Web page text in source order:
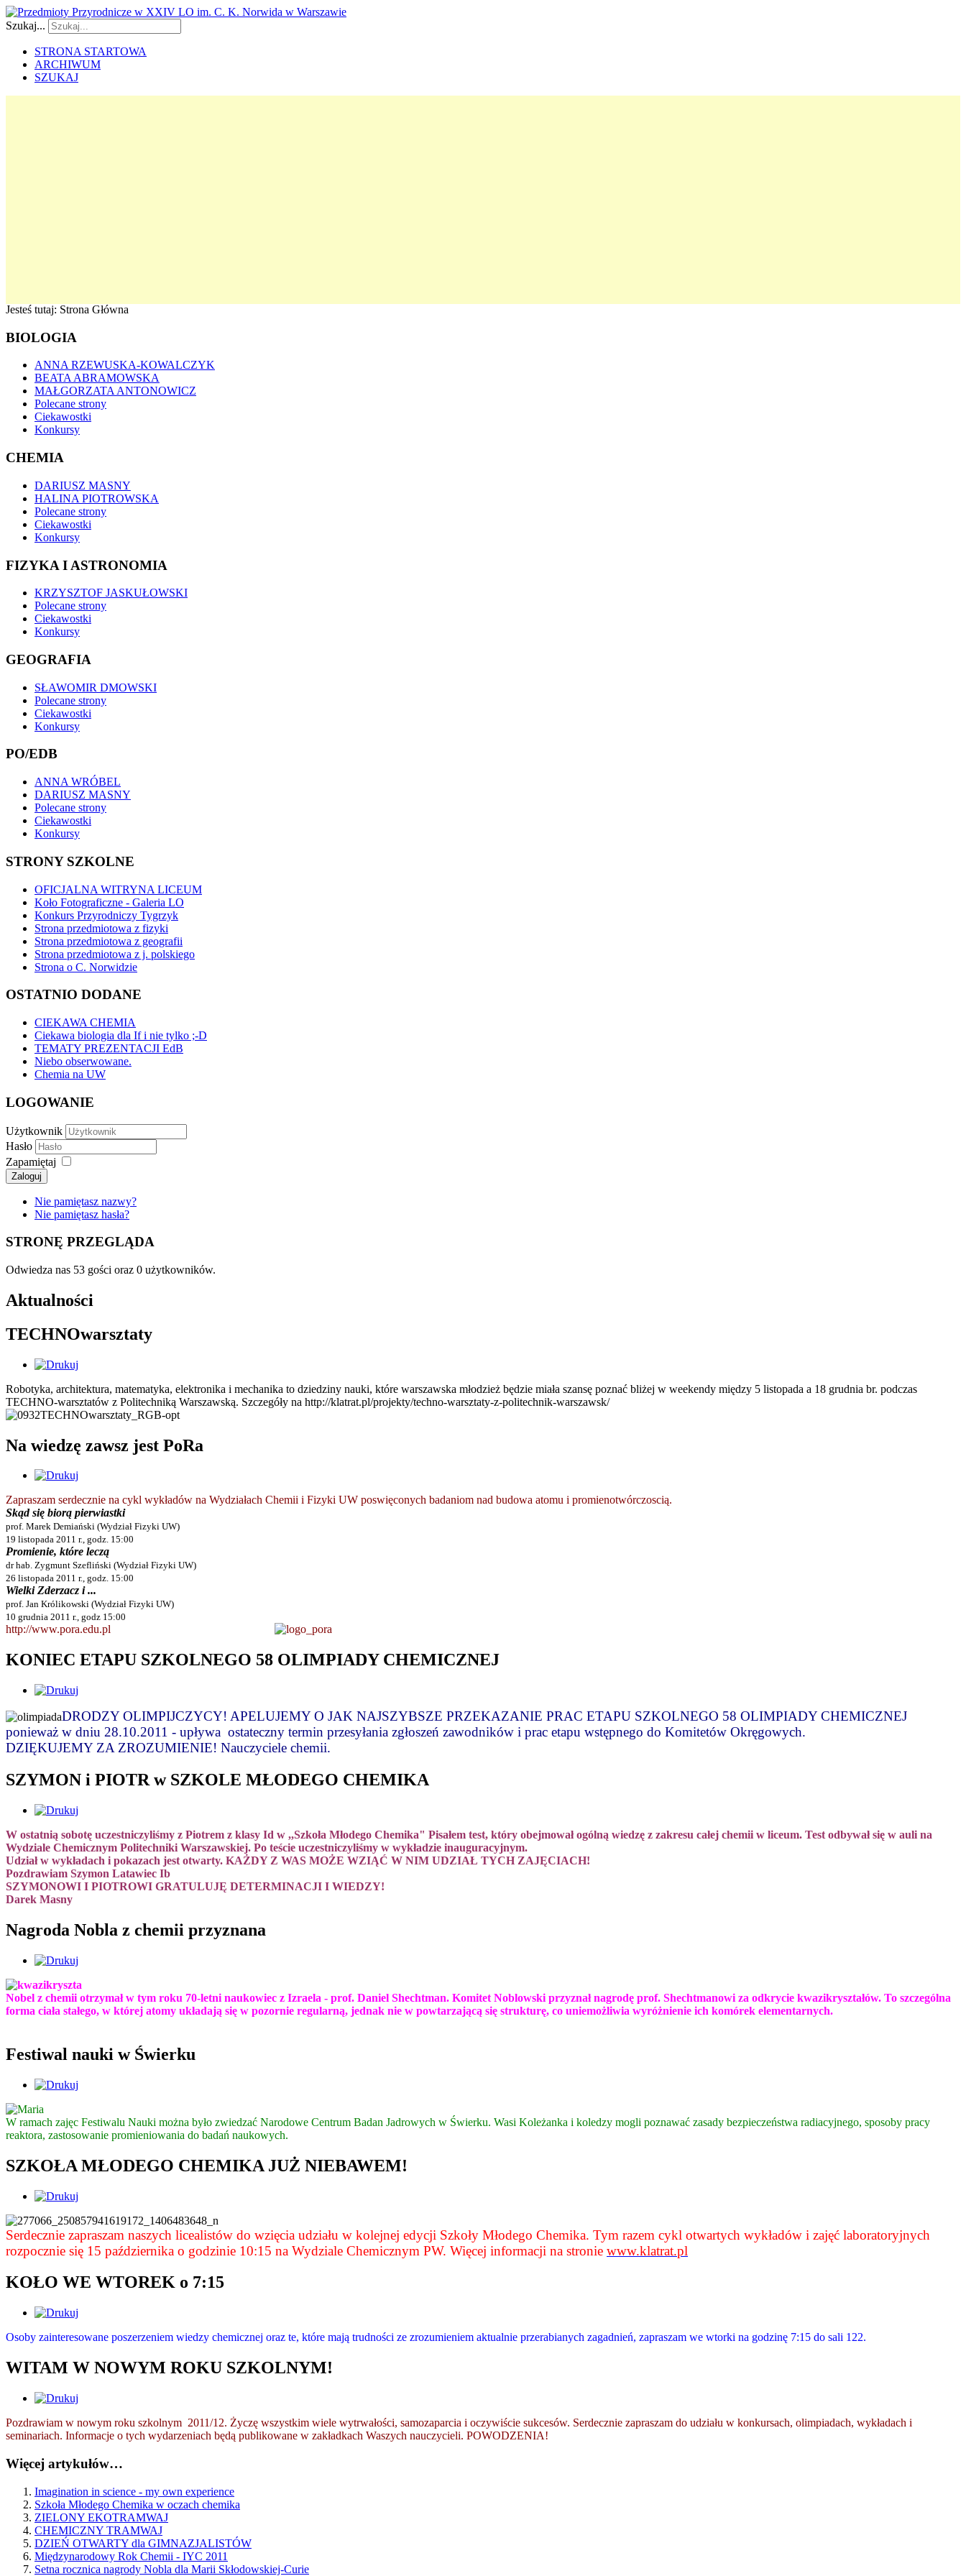
Szukaj...
STRONA STARTOWA
ARCHIWUM
SZUKAJ
Jesteś tutaj: Strona Główna
BIOLOGIA
ANNA RZEWUSKA-KOWALCZYK
BEATA ABRAMOWSKA
MAŁGORZATA ANTONOWICZ
Polecane strony
Ciekawostki
Konkursy
CHEMIA
DARIUSZ MASNY
HALINA PIOTROWSKA
Polecane strony
Ciekawostki
Konkursy
FIZYKA I ASTRONOMIA
KRZYSZTOF JASKUŁOWSKI
Polecane strony
Ciekawostki
Konkursy
GEOGRAFIA
SŁAWOMIR DMOWSKI
Polecane strony
Ciekawostki
Konkursy
PO/EDB
ANNA WRÓBEL
DARIUSZ MASNY
Polecane strony
Ciekawostki
Konkursy
STRONY SZKOLNE
OFICJALNA WITRYNA LICEUM
Koło Fotograficzne - Galeria LO
Konkurs Przyrodniczy Tygrzyk
Strona przedmiotowa z fizyki
Strona przedmiotowa z geografii
Strona przedmiotowa z j. polskiego
Strona o C. Norwidzie
OSTATNIO DODANE
CIEKAWA CHEMIA
Ciekawa biologia dla If i nie tylko ;-D
TEMATY PREZENTACJI EdB
Niebo obserwowane.
Chemia na UW
LOGOWANIE
Użytkownik
Hasło
Zapamiętaj
Zaloguj
Nie pamiętasz nazwy?
Nie pamiętasz hasła?
STRONĘ PRZEGLĄDA
Odwiedza nas 53 gości oraz 0 użytkowników.
Aktualności
TECHNOwarsztaty
Robotyka, architektura, matematyka, elektronika i mechanika to dziedziny nauki, które warszawska młodzież będzie miała szansę poznać bliżej w weekendy między 5 listopada a 18 grudnia br. podczas
TECHNO-warsztatów z Politechniką Warszawską. Szczegóły na http://klatrat.pl/projekty/techno-warsztaty-z-politechnik-warszawsk/
Na wiedzę zawsz jest PoRa
Zapraszam serdecznie na cykl wykładów na Wydziałach Chemii i Fizyki UW poswięconych badaniom nad budowa atomu i promienotwórczoscią.
Skąd się biorą pierwiastki
prof. Marek Demiański (Wydział Fizyki UW)
19 listopada 2011 r., godz. 15:00
Promienie, które leczą
dr hab. Zygmunt Szefliński (Wydział Fizyki UW)
26 listopada 2011 r., godz. 15:00
Wielki Zderzacz i ...
prof. Jan Królikowski (Wydział Fizyki UW)
10 grudnia 2011 r., godz 15:00
http://www.pora.edu.pl
KONIEC ETAPU SZKOLNEGO 58 OLIMPIADY CHEMICZNEJ
DRODZY OLIMPIJCZYCY! APELUJEMY O JAK NAJSZYBSZE PRZEKAZANIE PRAC ETAPU SZKOLNEGO 58 OLIMPIADY CHEMICZNEJ
ponieważ w dniu 28.10.2011 - upływa ostateczny termin przesyłania zgłoszeń zawodników i prac etapu wstępnego do Komitetów Okręgowych.
DZIĘKUJEMY ZA ZROZUMIENIE! Nauczyciele chemii.
SZYMON i PIOTR w SZKOLE MŁODEGO CHEMIKA
W ostatnią sobotę uczestniczyliśmy z Piotrem z klasy Id w ,,Szkoła Młodego Chemika" Pisałem test, który obejmował ogólną wiedzę z zakresu całej chemii w liceum. Test odbywał się w auli na
Wydziale Chemicznym Politechniki Warszawskiej. Po teście uczestniczyliśmy w wykładzie inauguracyjnym.
Udział w wykładach i pokazach jest otwarty. KAŻDY Z WAS MOŻE WZIĄĆ W NIM UDZIAŁ TYCH ZAJĘCIACH!
Pozdrawiam Szymon Latawiec Ib
SZYMONOWI I PIOTROWI GRATULUJĘ DETERMINACJI I WIEDZY!
Darek Masny
Nagroda Nobla z chemii przyznana
Nobel z chemii otrzymał w tym roku 70-letni naukowiec z Izraela - prof. Daniel Shechtman. Komitet Noblowski przyznał nagrodę prof. Shechtmanowi za odkrycie kwazikryształów. To szczególna
forma ciała stałego, w której atomy układają się w pozornie regularną, jednak nie w powtarzającą się strukturę, co uniemożliwia wyróżnienie ich komórek elementarnych.
Festiwal nauki w Świerku
W ramach zajęc Festiwalu Nauki można było zwiedzać Narodowe Centrum Badan Jadrowych w Świerku. Wasi Koleżanka i koledzy mogli poznawać zasady bezpieczeństwa radiacyjnego, sposoby pracy
reaktora, zastosowanie promieniowania do badań naukowych.
SZKOŁA MŁODEGO CHEMIKA JUŻ NIEBAWEM!
Serdecznie zapraszam naszych licealistów do wzięcia udziału w kolejnej edycji Szkoły Młodego Chemika. Tym razem cykl otwartych wykładów i zajęć laboratoryjnych
rozpocznie się 15 października o godzinie 10:15 na Wydziale Chemicznym PW. Więcej informacji na stronie www.klatrat.pl
KOŁO WE WTOREK o 7:15
Osoby zainteresowane poszerzeniem wiedzy chemicznej oraz te, które mają trudności ze zrozumieniem aktualnie przerabianych zagadnień, zapraszam we wtorki na godzinę 7:15 do sali 122.
WITAM W NOWYM ROKU SZKOLNYM!
Pozdrawiam w nowym roku szkolnym 2011/12. Życzę wszystkim wiele wytrwałości, samozaparcia i oczywiście sukcesów. Serdecznie zapraszam do udziału w konkursach, olimpiadach, wykładach i
seminariach. Informacje o tych wydarzeniach będą publikowane w zakładkach Waszych nauczycieli. POWODZENIA!
Więcej artykułów…
Imagination in science - my own experience
Szkoła Młodego Chemika w oczach chemika
ZIELONY EKOTRAMWAJ
CHEMICZNY TRAMWAJ
DZIEŃ OTWARTY dla GIMNAZJALISTÓW
Międzynarodowy Rok Chemii - IYC 2011
Setna rocznica nagrody Nobla dla Marii Skłodowskiej-Curie